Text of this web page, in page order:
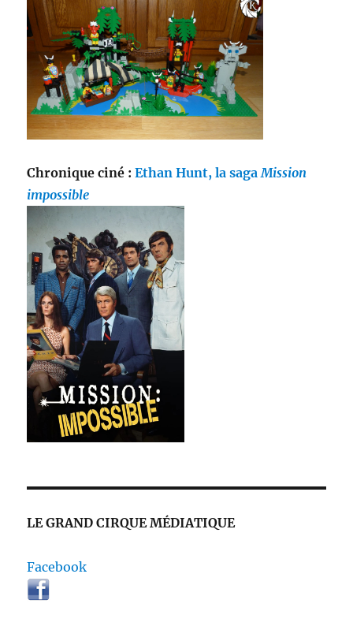
Chronique ciné :Ethan Hunt, la saga Mission
impossible
LE GRAND CIRQUE MÉDIATIQUE
Facebook